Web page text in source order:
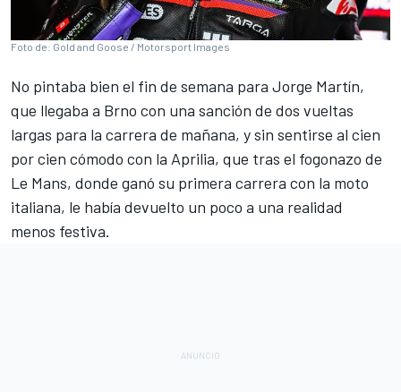
Foto de: Gold and Goose / Motorsport Images
No pintaba bien el fin de semana para Jorge Martín,
que llegaba a Brno con una sanción de dos vueltas
largas para la carrera de mañana, y sin sentirse al cien
por cien cómodo con la Aprilia, que tras el fogonazo de
Le Mans, donde ganó su primera carrera con la moto
italiana, le había devuelto un poco a una realidad
menos festiva.